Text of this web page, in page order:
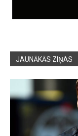
JAUNĀKĀS ZIŅAS